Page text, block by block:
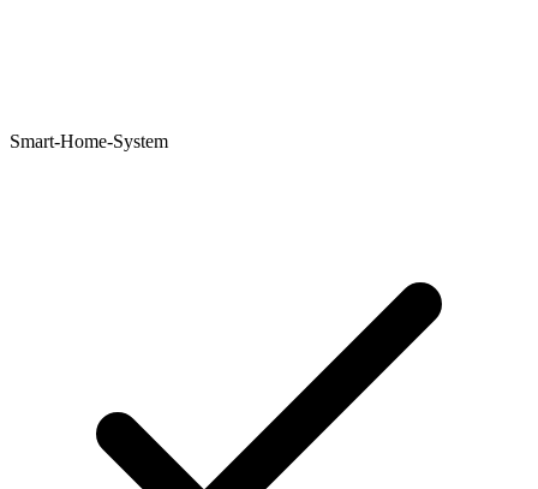
Smart-Home-System